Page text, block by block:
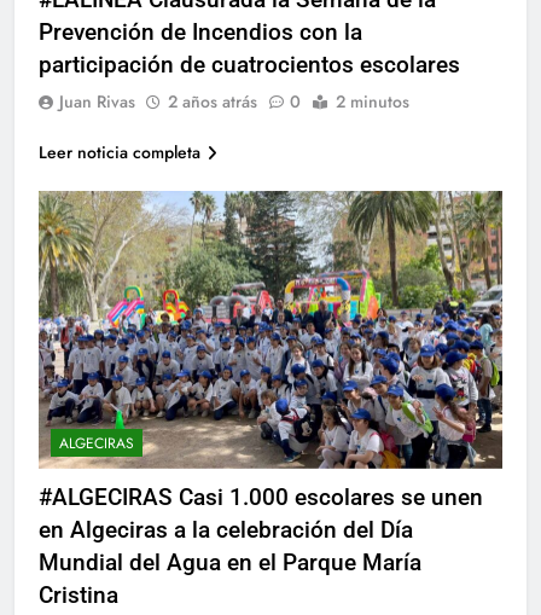
echa el cierre con éxito
rotundo
1 Semana Atrás
La Mancomunidad y el Banco
de Alimentos del Campo de
Gibraltar renuevan su
a Santa Bárbara
2 Semanas Atrás
La feria se despide por todo
lo alto: Antonio José, fuegos
artificiales y música hasta el
amanecer
2 Semanas Atrás
Prevención de Incendios con la
participación de cuatrocientos escolares
Juan Rivas 2 años atrás 0 2 minutos
Leer noticia completa
ALGECIRAS
#ALGECIRAS Casi 1.000 escolares se unen
en Algeciras a la celebración del Día
Mundial del Agua en el Parque María
Cristina